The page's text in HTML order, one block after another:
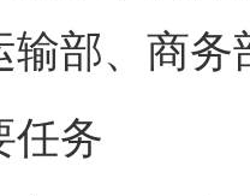
输部、商
务